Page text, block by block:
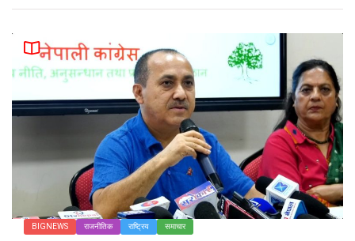
BIGNEWS राजनीतिक राष्ट्रिय समाचार